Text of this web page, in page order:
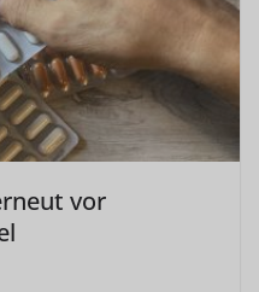
vor